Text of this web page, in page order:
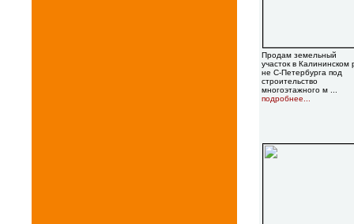
Продам земельный
участок в Калининском
не С-Петербурга под
строительство
многоэтажного м ...
подробнее...